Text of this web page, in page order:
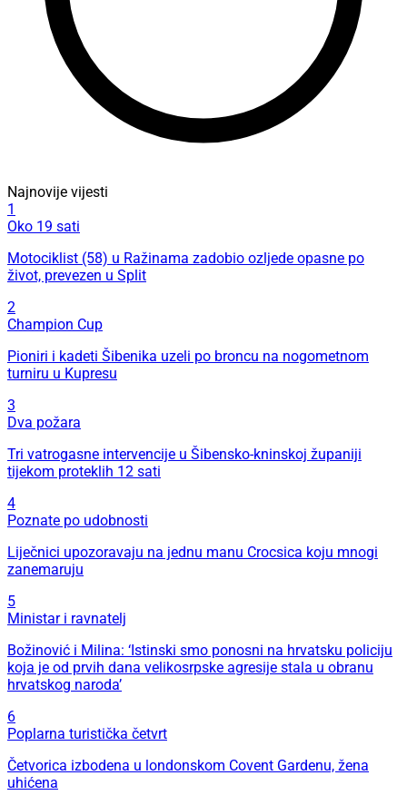
Najnovije vijesti
1
Oko 19 sati
Motociklist (58) u Ražinama zadobio ozljede opasne po
život, prevezen u Split
2
Champion Cup
Pioniri i kadeti Šibenika uzeli po broncu na nogometnom
turniru u Kupresu
3
Dva požara
Tri vatrogasne intervencije u Šibensko-kninskoj županiji
tijekom proteklih 12 sati
4
Poznate po udobnosti
Liječnici upozoravaju na jednu manu Crocsica koju mnogi
zanemaruju
5
Ministar i ravnatelj
Božinović i Milina: ‘Istinski smo ponosni na hrvatsku policiju
koja je od prvih dana velikosrpske agresije stala u obranu
hrvatskog naroda’
6
Poplarna turistička četvrt
Četvorica izbodena u londonskom Covent Gardenu, žena
uhićena